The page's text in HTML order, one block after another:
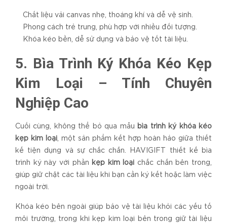
Chất liệu vải canvas nhẹ, thoáng khí và dễ vệ sinh.
Phong cách trẻ trung, phù hợp với nhiều đối tượng.
Khóa kéo bền, dễ sử dụng và bảo vệ tốt tài liệu.
5. Bìa Trình Ký Khóa Kéo Kẹp
Kim Loại – Tính Chuyên
Nghiệp Cao
Cuối cùng, không thể bỏ qua mẫu
bìa trình ký khóa kéo
kẹp kim loại
, một sản phẩm kết hợp hoàn hảo giữa thiết
kế tiện dụng và sự chắc chắn. HAVIGIFT thiết kế bìa
trình ký này với phần
kẹp kim loại
chắc chắn bên trong,
giúp giữ chặt các tài liệu khi bạn cần ký kết hoặc làm việc
ngoài trời.
Khóa kéo bên ngoài giúp bảo vệ tài liệu khỏi các yếu tố
môi trường, trong khi kẹp kim loại bên trong giữ tài liệu